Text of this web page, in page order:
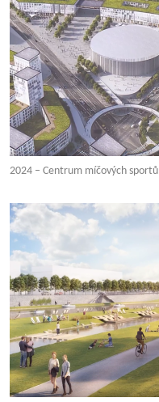
2024 – Centrum míčových sportů